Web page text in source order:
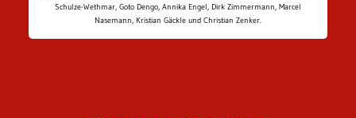
Schulze-Wethmar, Goto Dengo, Annika Engel, Dirk Zimmermann, Marcel
Nasemann, Kristian Gäckle und Christian Zenker.